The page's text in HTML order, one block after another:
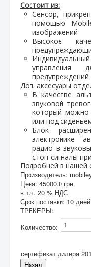
Состоит из:
Сенсор,
помощью
изображений
Высокое
управления
Доп. аксесуары
В качестве
звуковой
который можно
или под
Блок
электронике
радио в
стоп-сигналы
Подробней в нашей
Производитель:
Цена: 45000.0 грн.
в т.ч. 20 % НДС
Срок поставки: 10 дней
ТРЕКЕРЫ:
Количество:
сертификат дилера